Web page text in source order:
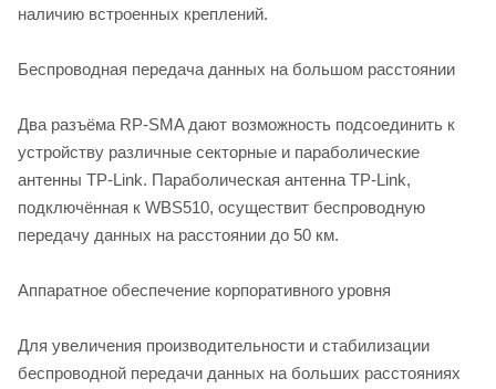
наличию встроенных креплений.
Беспроводная передача данных на большом расстоянии
Два разъёма RP-SMA дают возможность подсоединить к
устройству различные секторные и параболические
антенны TP-Link. Параболическая антенна TP-Link,
подключённая к WBS510, осуществит беспроводную
передачу данных на расстоянии до 50 км.
Аппаратное обеспечение корпоративного уровня
Для увеличения производительности и стабилизации
беспроводной передачи данных на больших расстояниях